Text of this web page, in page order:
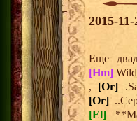
2015-
Еще
[Hm]
, [Or]
[Or]
[El]